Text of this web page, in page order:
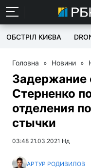
ОБСТРІЛ КИЄВА
Головна » Новини »
Задержание
Стерненко
отделения
стычки
03:48 21.03.2021 Нд
АРТУР РОДИВИЛОВ